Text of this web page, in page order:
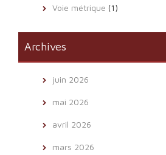
Voie métrique (1)
Archives
juin 2026
mai 2026
avril 2026
mars 2026